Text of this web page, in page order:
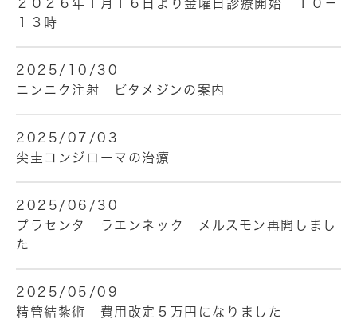
２０２６年１月１６日より金曜日診療開始 １０－
１３時
2025/10/30
ニンニク注射 ビタメジンの案内
2025/07/03
尖圭コンジローマの治療
2025/06/30
プラセンタ ラエンネック メルスモン再開しまし
た
2025/05/09
精管結紮術 費用改定５万円になりました